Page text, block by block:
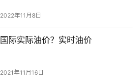
2022年11月8日
国际实际油价？实时油价
2021年11月16日